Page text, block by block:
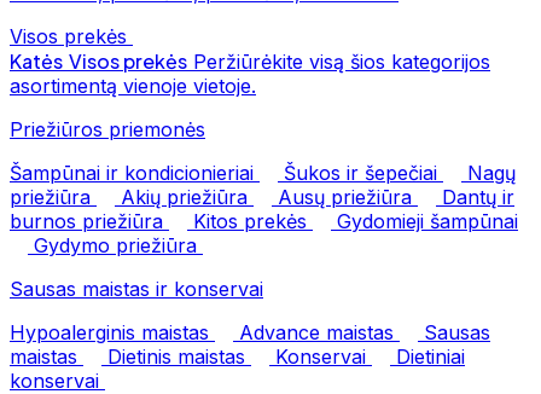
Visos prekės
Katės Visos prekės Peržiūrėkite visą šios kategorijos
asortimentą vienoje vietoje.
Priežiūros priemonės
Šampūnai ir kondicionieriai
Šukos ir šepečiai
Nagų
priežiūra
Akių priežiūra Ausų priežiūra
Dantų ir
burnos priežiūra
Kitos prekės
Gydomieji šampūnai
Gydymo priežiūra
Sausas maistas ir konservai
Hypoalerginis maistas
Advance maistas
Sausas
maistas
Dietinis maistas Konservai
Dietiniai
konservai